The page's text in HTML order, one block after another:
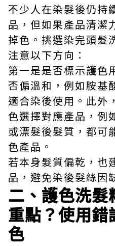
不少人在染髮後仍持
品，但如果產品清潔
掉色。挑選染完頭髮
注意以下方向：
第一是是否標示護色
否偏溫和，例如胺基
適合染後使用。此外
色選擇對應產品，例
或漂髮後髮質，都可
色產品。
若本身髮質偏乾，也
品，避免染後髮絲因
二、護色洗
重點？使用
色